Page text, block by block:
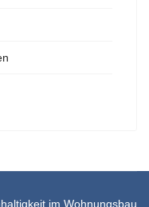
im Wohnungsbau